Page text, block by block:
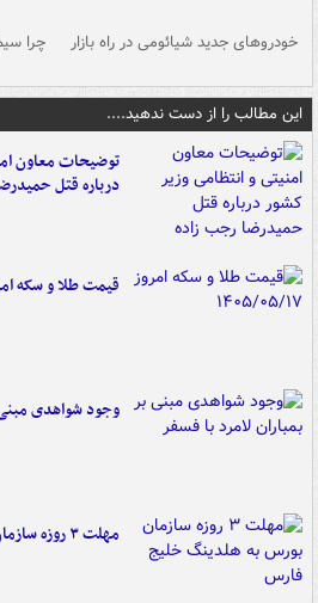
خودروهای جدید شیائومی در راه بازار چرا
این مطالب را از دست ندهید....
توضیحات معاون
درباره قتل
قیمت طلا و سکه امروز
وجود شواهدی مبنی
مهلت ۳ روزه سازمان بورس به هلدینگ خلیج فارس